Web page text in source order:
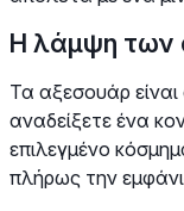
Η λάμψη των
Τα αξεσουάρ
αναδείξετε ένα
επιλεγμένο
πλήρως την